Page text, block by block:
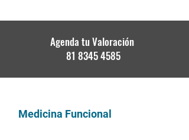
Agenda tu Valoración
81 8345 4585
Medicina Funcional